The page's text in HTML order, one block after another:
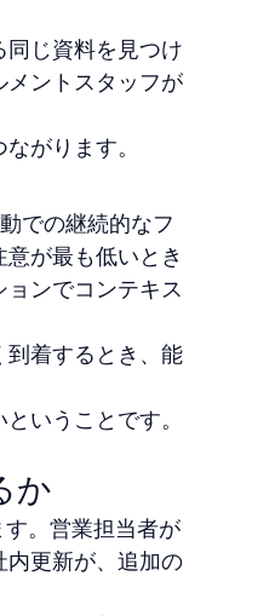
じ資料を見つけ
ントスタッフが
がります。
での継続的なフ
が最も低いとき
ンでコンテキス
着するとき、能
いうことです。
か
。営業担当者が
更新が、追加の